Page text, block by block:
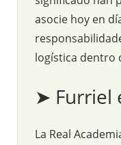
asocie hoy en
logística dentro
➤ Furriel
La Real